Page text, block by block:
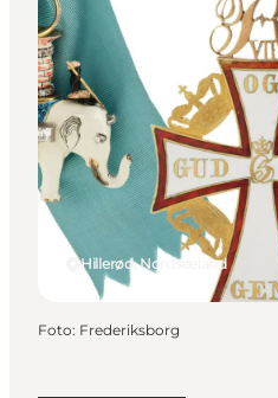
Hillerød, Nordseeland
Foto: Frederiksborg